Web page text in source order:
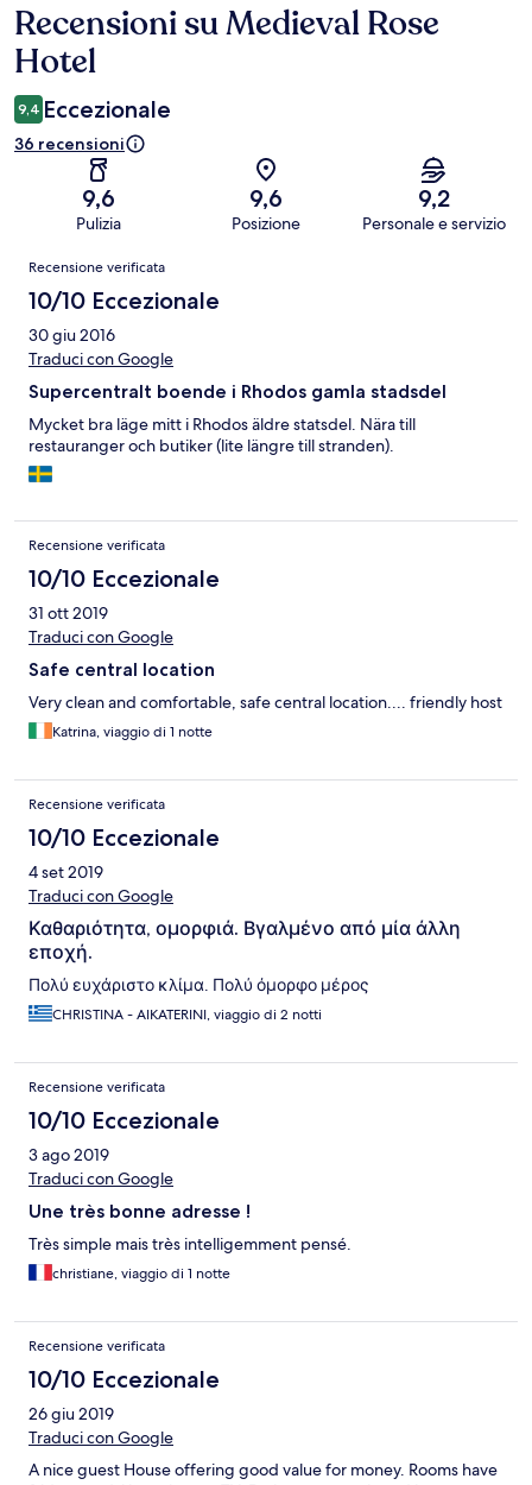
Recensioni
Recensioni su Medieval Rose
Hotel
9,4 Eccezionale
36 recensioni
9,6
Pulizia
9,6
Posizione
9,2
Personale e servizio
Recensioni
Recensione verificata
10/10 Eccezionale
30 giu 2016
Traduci con Google
Supercentralt boende i Rhodos gamla stadsdel
Mycket bra läge mitt i Rhodos äldre statsdel. Nära till
restauranger och butiker (lite längre till stranden).
Recensione verificata
10/10 Eccezionale
31 ott 2019
Traduci con Google
Safe central location
Very clean and comfortable, safe central location.... friendly host
Katrina, viaggio di 1 notte
Recensione verificata
10/10 Eccezionale
4 set 2019
Traduci con Google
Καθαριότητα, ομορφιά. Βγαλμένο από μία άλλη
εποχή.
Πολύ ευχάριστο κλίμα. Πολύ όμορφο μέρος
CHRISTINA - AIKATERINI, viaggio di 2 notti
Recensione verificata
10/10 Eccezionale
3 ago 2019
Traduci con Google
Une très bonne adresse !
Très simple mais très intelligemment pensé.
christiane, viaggio di 1 notte
Recensione verificata
10/10 Eccezionale
26 giu 2019
Traduci con Google
A nice guest House offering good value for money. Rooms have